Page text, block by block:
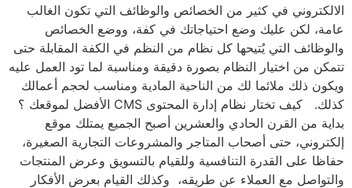
الالكتروني في كثير من الخصائص والوظائف التي تكون الغالب
عامة، لكن عليك وضع احتياجاتك في كفة، ووضع الخصائص
والوظائف التي يُتيحها كل نظام من النظم في الكفة المقابلة حتى
تتمكن من اختيار النظام بصورة دقيقة ومناسبة لما تود العمل عليه
ويكون ذلك ملائما لك من الناحية المادية ومناسب لحجم أعمالك
كذلك. كيف تختار نظام إدارة المحتوى CMS الأفضل لموقعك ؟
بداية من القرن الحادي والعشرين أصبح الجميع يمتلك موقع
إلكتروني، حتى أصحاب المتاجر والمشروعات التجارية الصغيرة،
حفاظا على القدرة التنافسية وللقيام بالتسويق وعرض المنتجات
والتواصل مع العملاء عن طريقه، وكذلك القيام بعرض الأفكار